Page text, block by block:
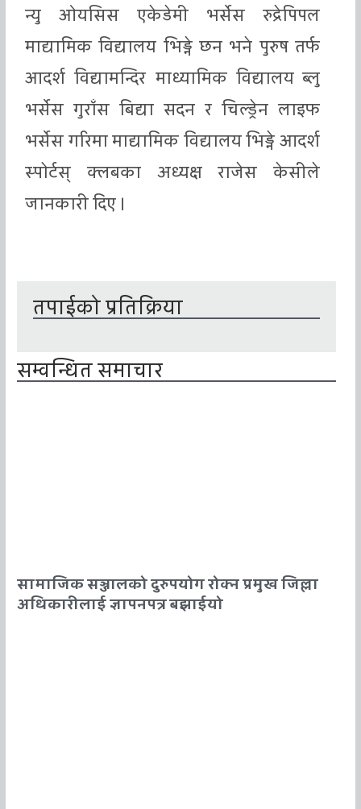
न्यु ओयसिस एकेडेमी भर्सेस रुद्रेपिपल
माद्यामिक विद्यालय भिड्ने छन भने पुरुष तर्फ
आदर्श विद्यामन्दिर माध्यामिक विद्यालय ब्लु
भर्सेस गुराँस बिद्या सदन र चिल्ड्रेन लाइफ
भर्सेस गरिमा माद्यामिक विद्यालय भिड्ने आदर्श
स्पोर्टस् क्लबका अध्यक्ष राजेस केसीले
जानकारी दिए ।
तपाईको प्रतिक्रिया
सम्वन्धित समाचार
सामाजिक सञ्जालको दुरुपयोग रोक्न प्रमुख जिल्ला
अधिकारीलाई ज्ञापनपत्र बझाईयो